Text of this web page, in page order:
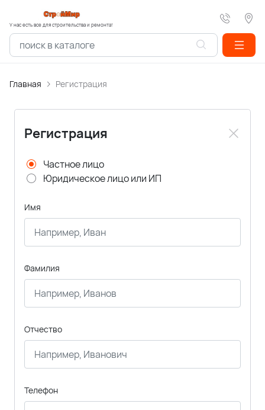
У нас есть все для строительства и ремонта!
Главная Регистрация
Регистрация
Частное лицо
Юридическое лицо или ИП
Имя
Фамилия
Отчество
Телефон